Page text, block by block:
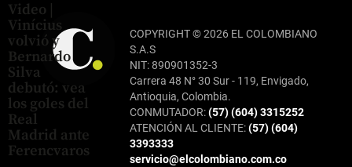
Video |
Vinícius
volvió y
Bernardo
Silva
debutó: vea
los goles del
Real
Madrid ante
Ferencvaros
COPYRIGHT © 2026 EL COLOMBIANO
S.A.S
NIT: 890901352-3
Carrera 48 N° 30 Sur - 119, Envigado,
Antioquia, Colombia.
CONMUTADOR:(57) (604) 3315252
ATENCIÓN AL CLIENTE:(57) (604)
3393333
servicio@elcolombiano.com.co